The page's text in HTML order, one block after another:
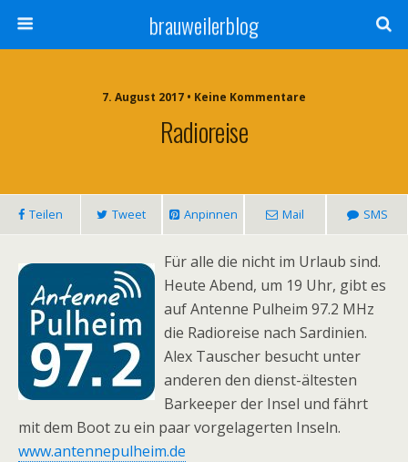
brauweilerblog
7. August 2017 • Keine Kommentare
Radioreise
Teilen Tweet Anpinnen Mail SMS
Für alle die nicht im Urlaub sind.
Heute Abend, um 19 Uhr, gibt es
auf Antenne Pulheim 97.2 MHz
die Radioreise nach Sardinien.
Alex Tauscher besucht unter
anderen den dienst-ältesten
Barkeeper der Insel und fährt
mit dem Boot zu ein paar vorgelagerten Inseln.
www.antennepulheim.de